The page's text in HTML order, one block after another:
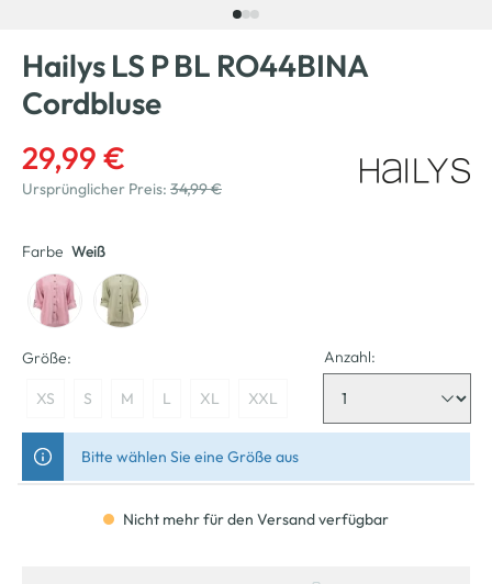
Hailys LS P BL RO44BINA
Cordbluse
29,99 €
Ursprünglicher Preis: 34,99 €
Farbe Weiß
Größe:
XS S M L XL XXL
Anzahl:
Bitte wählen Sie eine Größe aus
Nicht mehr für den Versand verfügbar